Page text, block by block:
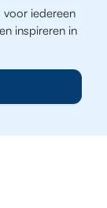
voor iedereen
inspireren in